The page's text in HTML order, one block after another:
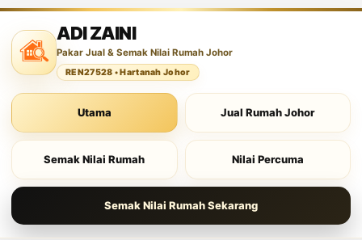
ADI ZAINI
Pakar Jual & Semak Nilai Rumah Johor
REN27528 • Hartanah Johor
Utama Jual Rumah Johor
Semak Nilai Rumah Nilai Percuma
Semak Nilai Rumah Sekarang